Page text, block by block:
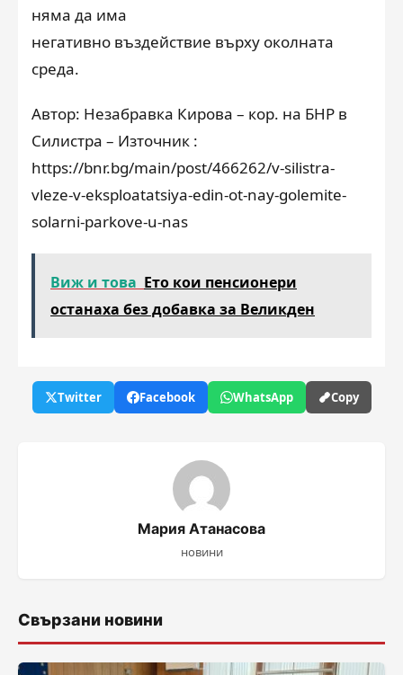
няма да има
негативно въздействие върху околната
среда.
Автор: Незабравка Кирова – кор. на БНР в
Силистра – Източник :
https://bnr.bg/main/post/466262/v-silistra-
vleze-v-eksploatatsiya-edin-ot-nay-golemite-
solarni-parkove-u-nas
Виж и това Ето кои пенсионери
останаха без добавка за Великден
Twitter Facebook WhatsApp Copy
Мария Атанасова
новини
Свързани новини